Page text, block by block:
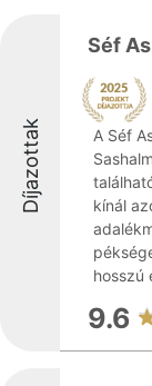
Díjazottak
Séf
A Séf
kínál
hosszú
9.6